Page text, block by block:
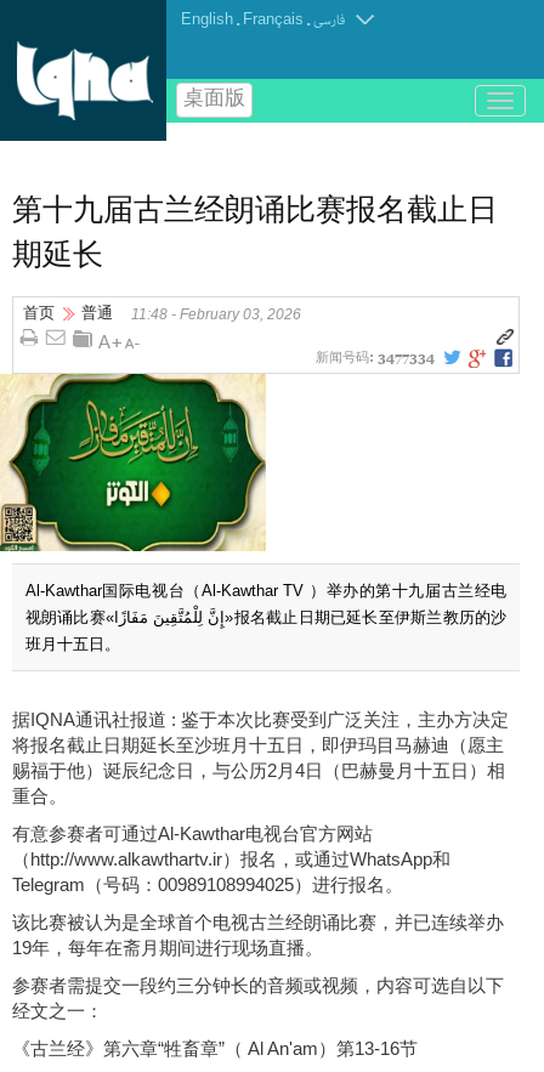
English . Français .فارسی
桌面版
باز
و
第十九届古兰经朗诵比赛报名截止日
期延长
首页 普通 11:48 - February 03, 2026
新闻号码: 3477334
Al-Kawthar国际电视台（Al-Kawthar TV ）举办的第十九届古兰经电
视朗诵比赛«إِنَّ لِلْمُتَّقِینَ مَفَازًا»报名截止日期已延长至伊斯兰教历的沙
班月十五日。
据IQNA通讯社报道 : 鉴于本次比赛受到广泛关注，主办方决定
将报名截止日期延长至沙班月十五日，即伊玛目马赫迪（愿主
赐福于他）诞辰纪念日，与公历2月4日（巴赫曼月十五日）相
重合。
有意参赛者可通过Al-Kawthar电视台官方网站
（http://www.alkawthartv.ir）报名，或通过WhatsApp和
Telegram（号码：00989108994025）进行报名。
该比赛被认为是全球首个电视古兰经朗诵比赛，并已连续举办
19年，每年在斋月期间进行现场直播。
参赛者需提交一段约三分钟长的音频或视频，内容可选自以下
经文之一：
《古兰经》第六章“牲畜章”（ Al An'am）第13-16节